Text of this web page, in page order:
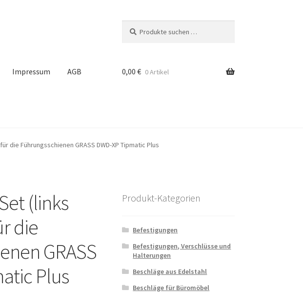
nach:
Impressum AGB 0,00 € 0 Artikel
die Führungsschienen GRASS DWD-XP Tipmatic Plus
(links
die
GRASS
Plus
Produkt-Kategorien
Befestigungen
Befestigungen, Verschlüsse und
Halterungen
Beschläge aus Edelstahl
Beschläge für Büromöbel